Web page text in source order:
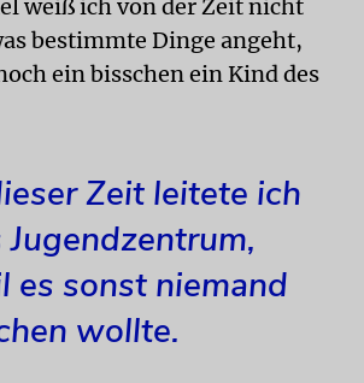
weiß ich von der Zeit nicht
bestimmte Dinge angeht,
ein bisschen ein Kind des
Zeit leitete ich
Jugendzentrum,
es sonst niemand
wollte.